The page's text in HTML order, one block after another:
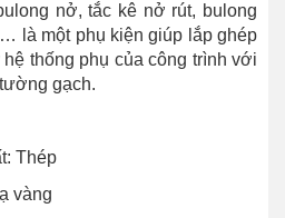
nở, tắc kê nở rút, bulong
là một phụ kiện giúp lắp ghép
thống phụ của công trình với
gạch.
Thép
vàng